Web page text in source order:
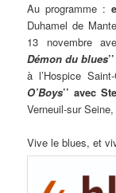
Au programme :
Duhamel de
13 novembre
Démon du blues’’
à l’Hospice
O’Boys’’ avec
Verneuil-sur
Vive le blues, et